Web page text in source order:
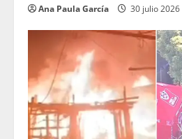
Ana Paula García 30 julio 2026